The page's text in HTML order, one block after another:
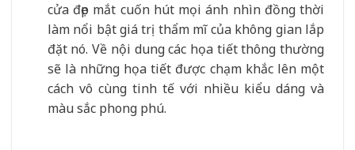
cửa đẹp mắt cuốn hút mọi ánh nhìn đồng thời
làm nổi bật giá trị thẩm mĩ của không gian lắp
đặt nó. Về nội dung các họa tiết thông thường
sẽ là những họa tiết được chạm khắc lên một
cách vô cùng tinh tế với nhiều kiểu dáng và
màu sắc phong phú.